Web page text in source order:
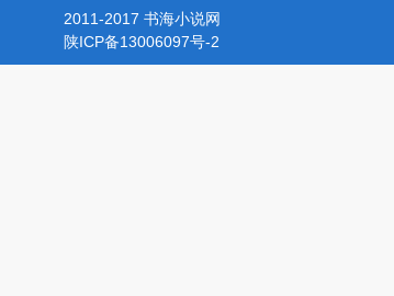
2011-2017 书海小说网
陕ICP备13006097号-2